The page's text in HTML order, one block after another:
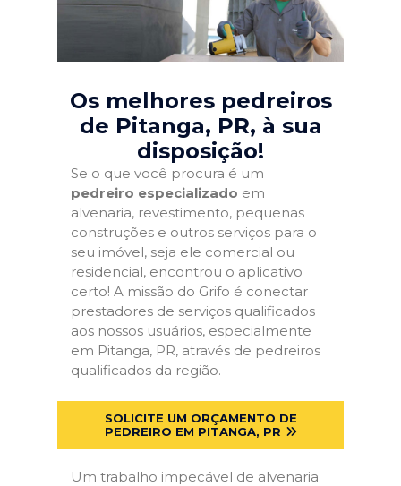
Os melhores pedreiros
de Pitanga, PR, à sua
disposição!
Se o que você procura é um
pedreiro especializado em
alvenaria, revestimento, pequenas
construções e outros serviços para o
seu imóvel, seja ele comercial ou
residencial, encontrou o aplicativo
certo! A missão do Grifo é conectar
prestadores de serviços qualificados
aos nossos usuários, especialmente
em Pitanga, PR, através de pedreiros
qualificados da região.
SOLICITE UM ORÇAMENTO DE
PEDREIRO EM PITANGA, PR
Um trabalho impecável de alvenaria